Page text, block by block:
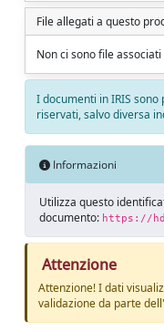
File allegati a questo
Non ci sono file
I documenti in IRIS
riservati, salvo diversa
Informazioni
Utilizza questo
documento: https://
Attenzione
Attenzione! I dati
validazione da parte